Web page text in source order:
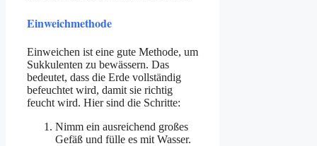
Einweichmethode
Einweichen ist eine gute Methode, um
Sukkulenten zu bewässern. Das
bedeutet, dass die Erde vollständig
befeuchtet wird, damit sie richtig
feucht wird. Hier sind die Schritte:
Nimm ein ausreichend großes
Gefäß und fülle es mit Wasser.